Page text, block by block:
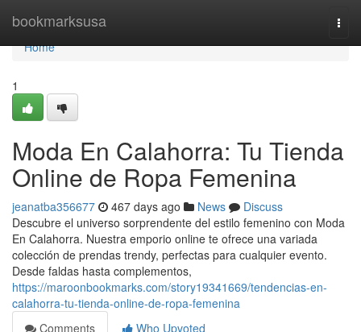
bookmarksusa
Home
Home
1
Moda En Calahorra: Tu Tienda
Online de Ropa Femenina
jeanatba356677 467 days ago News
Discuss
Descubre el universo sorprendente del estilo femenino con Moda
En Calahorra. Nuestra emporio online te ofrece una variada
colección de prendas trendy, perfectas para cualquier evento.
Desde faldas hasta complementos,
https://maroonbookmarks.com/story19341669/tendencias-en-
calahorra-tu-tienda-online-de-ropa-femenina
Comments
Who Upvoted